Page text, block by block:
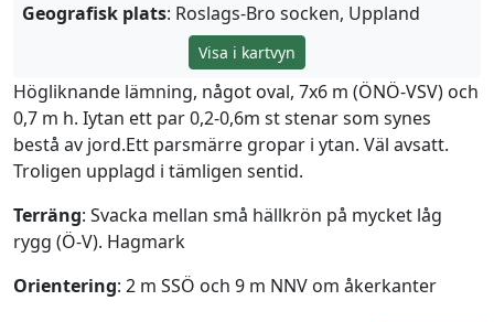
Geografisk plats: Roslags-Bro socken, Uppland
Visa i kartvyn
Högliknande lämning, något oval, 7x6 m (ÖNÖ-VSV) och
0,7 m h. Iytan ett par 0,2-0,6m st stenar som synes
bestå av jord.Ett parsmärre gropar i ytan. Väl avsatt.
Troligen upplagd i tämligen sentid.
Terräng: Svacka mellan små hällkrön på mycket låg
rygg (Ö-V). Hagmark
Orientering: 2 m SSÖ och 9 m NNV om åkerkanter